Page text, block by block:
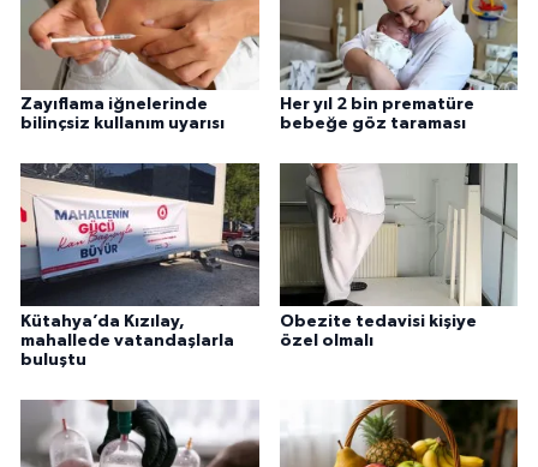
Zayıflama iğnelerinde
bilinçsiz kullanım uyarısı
Her yıl 2 bin prematüre
bebeğe göz taraması
Kütahya’da Kızılay,
mahallede vatandaşlarla
buluştu
Obezite tedavisi kişiye
özel olmalı